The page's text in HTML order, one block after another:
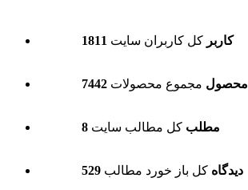
1811 کاربر کل کاربران سایت
7442 محصول مجموع محصولات
8 مطلب کل مطالب سایت
529 دیدگاه کل باز خورد مطالب